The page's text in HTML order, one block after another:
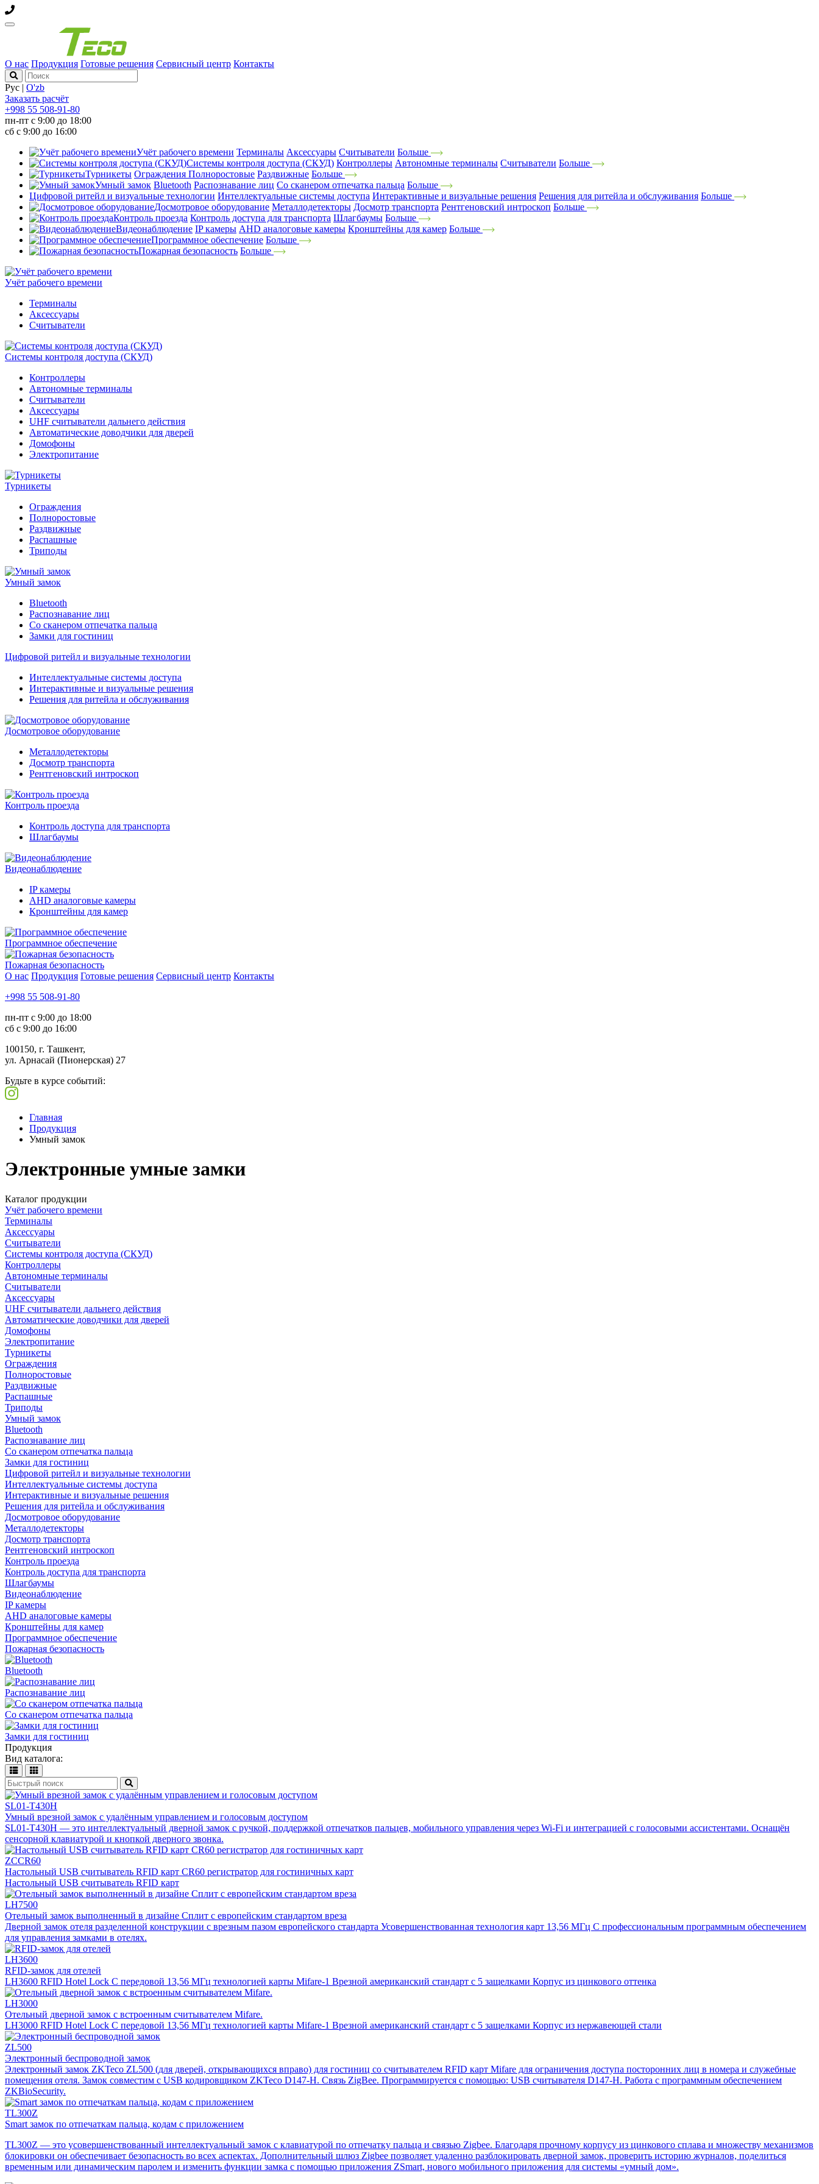
О нас Продукция Готовые решения Сервисный центр Контакты
Рус | O'zb
Заказать расчёт
+998 55 508-91-80
пн-пт с 9:00 до 18:00
сб с 9:00 до 16:00
Учёт рабочего времени Терминалы Аксессуары Считыватели Больше
Системы контроля доступа (СКУД) Контроллеры Автономные терминалы Считыватели Больше
Турникеты Ограждения Полноростовые Раздвижные Больше
Умный замок Bluetooth Распознавание лиц Со сканером отпечатка пальца Больше
Цифровой ритейл и визуальные технологии Интеллектуальные системы доступа Интерактивные и визуальные решения Решения для ритейла и обслуживания Больше
Досмотровое оборудование Металлодетекторы Досмотр транспорта Рентгеновский интроскоп Больше
Контроль проезда Контроль доступа для транспорта Шлагбаумы Больше
Видеонаблюдение IP камеры AHD аналоговые камеры Кронштейны для камер Больше
Программное обеспечение Больше
Пожарная безопасность Больше
Учёт рабочего времени
Терминалы
Аксессуары
Считыватели
Системы контроля доступа (СКУД)
Контроллеры
Автономные терминалы
Считыватели
Аксессуары
UHF считыватели дальнего действия
Автоматические доводчики для дверей
Домофоны
Электропитание
Турникеты
Ограждения
Полноростовые
Раздвижные
Распашные
Триподы
Умный замок
Bluetooth
Распознавание лиц
Со сканером отпечатка пальца
Замки для гостиниц
Цифровой ритейл и визуальные технологии
Интеллектуальные системы доступа
Интерактивные и визуальные решения
Решения для ритейла и обслуживания
Досмотровое оборудование
Металлодетекторы
Досмотр транспорта
Рентгеновский интроскоп
Контроль проезда
Контроль доступа для транспорта
Шлагбаумы
Видеонаблюдение
IP камеры
AHD аналоговые камеры
Кронштейны для камер
Программное обеспечение
Пожарная безопасность
О нас Продукция Готовые решения Сервисный центр Контакты
+998 55 508-91-80
пн-пт с 9:00 до 18:00
сб с 9:00 до 16:00
100150, г. Ташкент,
ул. Арнасай (Пионерская) 27
Будьте в курсе событий:
Главная
Продукция
Умный замок
Электронные умные замки
Каталог продукции
Учёт рабочего времени
Терминалы
Аксессуары
Считыватели
Системы контроля доступа (СКУД)
Контроллеры
Автономные терминалы
Считыватели
Аксессуары
UHF считыватели дальнего действия
Автоматические доводчики для дверей
Домофоны
Электропитание
Турникеты
Ограждения
Полноростовые
Раздвижные
Распашные
Триподы
Умный замок
Bluetooth
Распознавание лиц
Со сканером отпечатка пальца
Замки для гостиниц
Цифровой ритейл и визуальные технологии
Интеллектуальные системы доступа
Интерактивные и визуальные решения
Решения для ритейла и обслуживания
Досмотровое оборудование
Металлодетекторы
Досмотр транспорта
Рентгеновский интроскоп
Контроль проезда
Контроль доступа для транспорта
Шлагбаумы
Видеонаблюдение
IP камеры
AHD аналоговые камеры
Кронштейны для камер
Программное обеспечение
Пожарная безопасность
Bluetooth
Распознавание лиц
Со сканером отпечатка пальца
Замки для гостиниц
Продукция
Вид каталога:
SL01-T430H
Умный врезной замок с удалённым управлением и голосовым доступом
SL01-T430H — это интеллектуальный дверной замок с ручкой, поддержкой отпечатков пальцев, мобильного управления через Wi-Fi и интеграцией с голосовыми ассистентами. Оснащён
сенсорной клавиатурой и кнопкой дверного звонка.
ZCCR60
Настольный USB считыватель RFID карт CR60 регистратор для гостиничных карт
Настольный USB считыватель RFID карт
LH7500
Отельный замок выполненный в дизайне Сплит с европейским стандартом вреза
Дверной замок отеля разделенной конструкции с врезным пазом европейского стандарта Усовершенствованная технология карт 13,56 МГц С профессиональным программным обеспечением
для управления замками в отелях.
LH3600
RFID-замок для отелей
LH3600 RFID Hotel Lock С передовой 13,56 МГц технологией карты Mifare-1 Врезной американский стандарт с 5 защелками Корпус из цинкового оттенка
LH3000
Отельный дверной замок с встроенным считывателем Mifare.
LH3000 RFID Hotel Lock С передовой 13,56 МГц технологией карты Mifare-1 Врезной американский стандарт с 5 защелками Корпус из нержавеющей стали
ZL500
Электронный беспроводной замок
Электронный замок ZKTeco ZL500 (для дверей, открывающихся вправо) для гостиниц со считывателем RFID карт Mifare для ограничения доступа посторонних лиц в номера и служебные
помещения отеля. Замок совместим с USB кодировщиком ZKTeco D147-H. Связь ZigBee. Программируется с помощью: USB считывателя D147-H. Работа с программным обеспечением
ZKBioSecurity.
TL300Z
Smart замок по отпечаткам пальца, кодам с приложением
TL300Z — это усовершенствованный интеллектуальный замок с клавиатурой по отпечатку пальца и связью Zigbee. Благодаря прочному корпусу из цинкового сплава и множеству механизмов
блокировки он обеспечивает безопасность во всех аспектах. Дополнительный шлюз Zigbee позволяет удаленно разблокировать дверной замок, проверить историю журналов, поделиться
временным или динамическим паролем и изменить функции замка с помощью приложения ZSmart, нового мобильного приложения для системы «умный дом».